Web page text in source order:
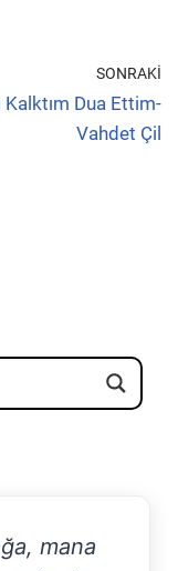
SONRAKI
Kalktım Dua Ettim-
Vahdet Çil
mana